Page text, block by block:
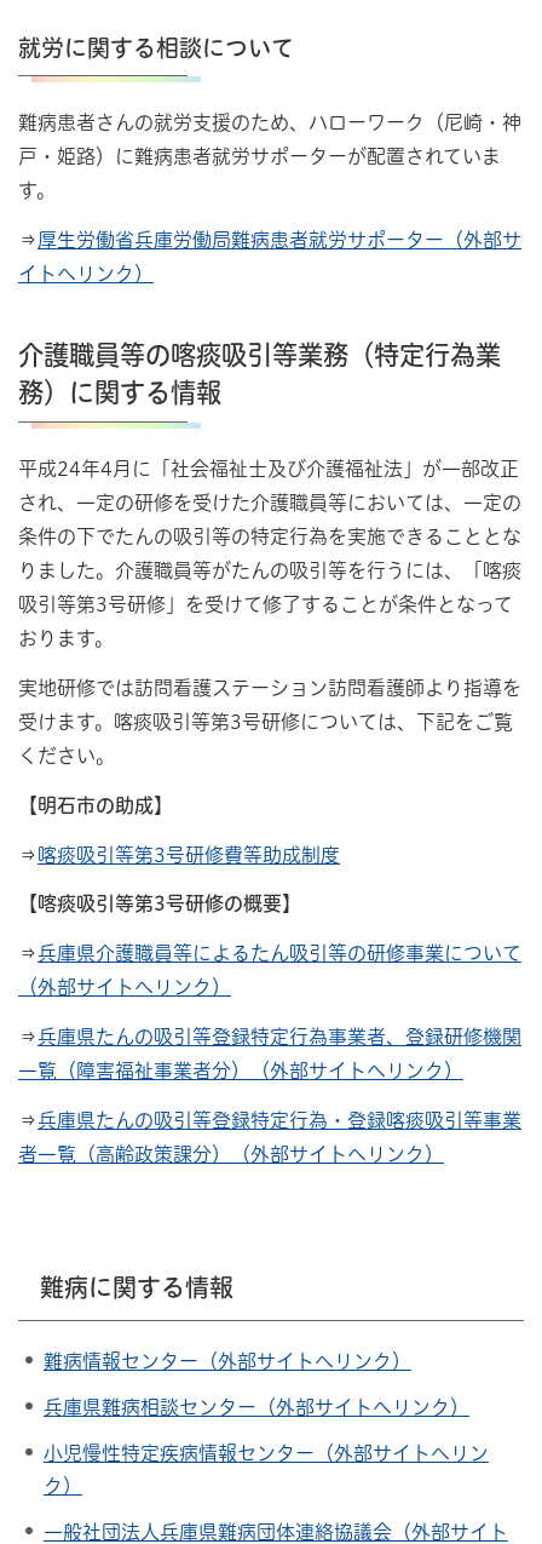
就労に関する相談について
難病患者さんの就労支援のため、ハローワーク（尼崎・神
戸・姫路）に難病患者就労サポーターが配置されていま
す。
⇒厚生労働省兵庫労働局難病患者就労サポーター（外部サ
イトへリンク）
介護職員等の喀痰吸引等業務（特定行為業
務）に関する情報
平成24年4月に「社会福祉士及び介護福祉法」が一部改正
され、一定の研修を受けた介護職員等においては、一定の
条件の下でたんの吸引等の特定行為を実施できることとな
りました。介護職員等がたんの吸引等を行うには、「喀痰
吸引等第3号研修」を受けて修了することが条件となって
おります。
実地研修では訪問看護ステーション訪問看護師より指導を
受けます。喀痰吸引等第3号研修については、下記をご覧
ください。
【明石市の助成】
⇒喀痰吸引等第3号研修費等助成制度
【喀痰吸引等第3号研修の概要】
⇒兵庫県介護職員等によるたん吸引等の研修事業について
（外部サイトへリンク）
⇒兵庫県たんの吸引等登録特定行為事業者、登録研修機関
一覧（障害福祉事業者分）（外部サイトへリンク）
⇒兵庫県たんの吸引等登録特定行為・登録喀痰吸引等事業
者一覧（高齢政策課分）（外部サイトへリンク）
難病に関する情報
難病情報センター（外部サイトへリンク）
兵庫県難病相談センター（外部サイトへリンク）
小児慢性特定疾病情報センター（外部サイトへリン
ク）
一般社団法人兵庫県難病団体連絡協議会（外部サイト